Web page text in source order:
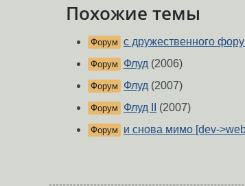
Похожие темы
Форум с дружественного
Форум Флуд (2006)
Форум Флуд (2007)
Форум Флуд II (2007)
Форум и снова мимо [dev-